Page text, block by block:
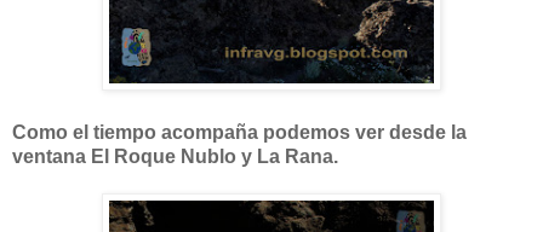
Como el tiempo acompaña podemos ver desde la
ventana El Roque Nublo y La Rana.